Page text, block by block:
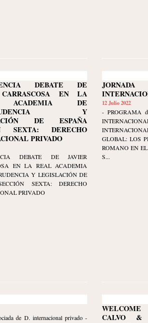
DEBATE DE
EN LA
ACADEMIA DE
Y
DE ESPAÑA
SEXTA: DERECHO
PRIVADO
DEBATE DE JAVIER
EN LA REAL ACADEMIA
Y LEGISLACIÓN DE
SEXTA: DERECHO
PRIVADO
12 Julio 2022
- PROGRAMA
GLOBAL: LOS
ROMANO EN
S...
de D. internacional privado -
CALVO &